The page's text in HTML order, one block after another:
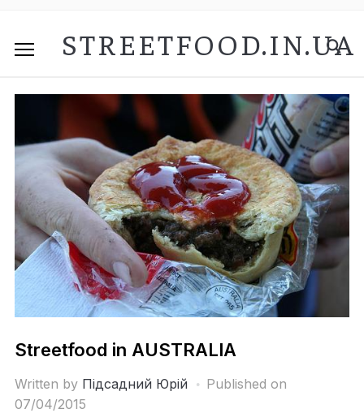
STREETFOOD.IN.UA
Streetfood in AUSTRALIA
Written by Підсадний Юрій
Published on
07/04/2015